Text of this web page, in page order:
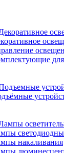
для
накаливания